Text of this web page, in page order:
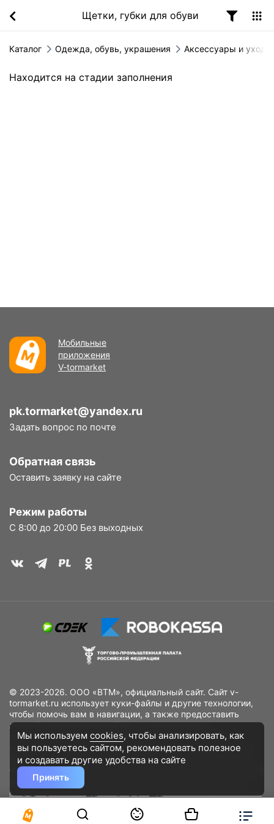
Щетки, губки для обуви
Каталог Одежда, обувь, украшения Аксессуары и уход
Находится на стадии заполнения
Мобильные
приложения
V-tormarket
pk.tormarket@yandex.ru
Задать вопрос по почте
Обратная связь
Оставить заявку на сайте
Режим работы
С 8:00 до 20:00 Без выходных
© 2023-2026. ООО «ВТМ», официальный сайт. Сайт v-
tormarket.ru использует куки-файлы и другие технологии,
чтобы помочь вам в навигации, а также предоставить
лучший пользовательский опыт, анализировать
использование наших продуктов и услуг, повысить
качество рекламных и маркетинговых активностей. Если
Вы не хотите, чтобы Ваши пользовательские данные
обрабатывались, пожалуйста, ограничьте их использование
в своём браузере.
конфиденциальности
Разработано DST Global
Мы используем cookies, чтобы анализировать, как
вы пользуетесь сайтом, рекомендовать полезное
и создавать другие удобства на сайте
Принять